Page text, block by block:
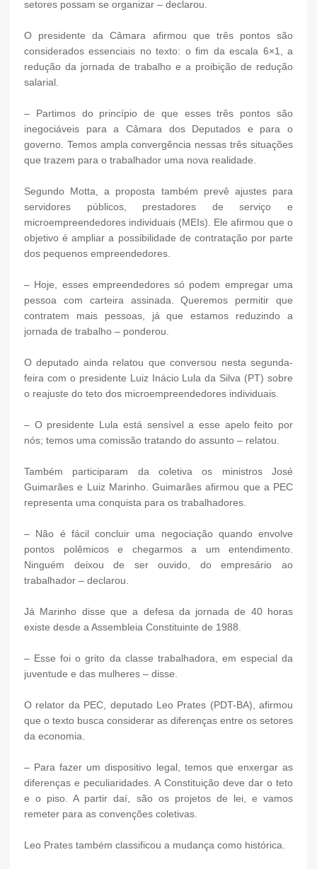
setores possam se organizar – declarou.
O presidente da Câmara afirmou que três pontos são
considerados essenciais no texto: o fim da escala 6×1, a
redução da jornada de trabalho e a proibição de redução
salarial.
– Partimos do princípio de que esses três pontos são
inegociáveis para a Câmara dos Deputados e para o
governo. Temos ampla convergência nessas três situações
que trazem para o trabalhador uma nova realidade.
Segundo Motta, a proposta também prevê ajustes para
servidores públicos, prestadores de serviço e
microempreendedores individuais (MEIs). Ele afirmou que o
objetivo é ampliar a possibilidade de contratação por parte
dos pequenos empreendedores.
– Hoje, esses empreendedores só podem empregar uma
pessoa com carteira assinada. Queremos permitir que
contratem mais pessoas, já que estamos reduzindo a
jornada de trabalho – ponderou.
O deputado ainda relatou que conversou nesta segunda-
feira com o presidente Luiz Inácio Lula da Silva (PT) sobre
o reajuste do teto dos microempreendedores individuais.
– O presidente Lula está sensível a esse apelo feito por
nós; temos uma comissão tratando do assunto – relatou.
Também participaram da coletiva os ministros José
Guimarães e Luiz Marinho. Guimarães afirmou que a PEC
representa uma conquista para os trabalhadores.
– Não é fácil concluir uma negociação quando envolve
pontos polêmicos e chegarmos a um entendimento.
Ninguém deixou de ser ouvido, do empresário ao
trabalhador – declarou.
Já Marinho disse que a defesa da jornada de 40 horas
existe desde a Assembleia Constituinte de 1988.
– Esse foi o grito da classe trabalhadora, em especial da
juventude e das mulheres – disse.
O relator da PEC, deputado Leo Prates (PDT-BA), afirmou
que o texto busca considerar as diferenças entre os setores
da economia.
– Para fazer um dispositivo legal, temos que enxergar as
diferenças e peculiaridades. A Constituição deve dar o teto
e o piso. A partir daí, são os projetos de lei, e vamos
remeter para as convenções coletivas.
Leo Prates também classificou a mudança como histórica.